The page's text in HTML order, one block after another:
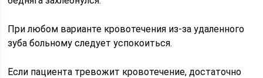
При любом варианте кровотечения из-за удаленного
зуба больному следует успокоиться.
Если пациента тревожит кровотечение, достаточно